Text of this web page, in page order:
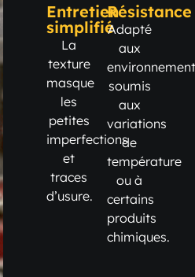
Entretien
simplifié
La
texture
masque
les
petites
imperfections
et
traces
d’usure.
Résistance
Adapté
aux
soumis
aux
variations
de
température
ou à
certains
produits
chimiques.